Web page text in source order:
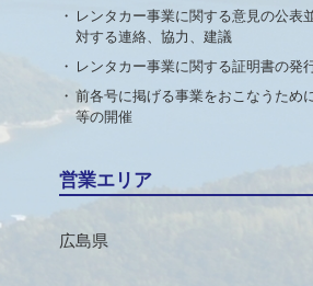
レンタカー事業に関する意見の公表
対する連絡、協力、建議
レンタカー事業に関する証明書の発
前各号に掲げる事業をおこなうため
等の開催
営業エリア
広島県